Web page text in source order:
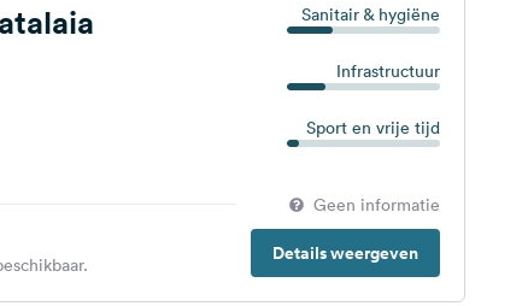
Sanitair & hygiëne
Infrastructuur
Sport en vrije tijd
Geen informatie
Details weergeven